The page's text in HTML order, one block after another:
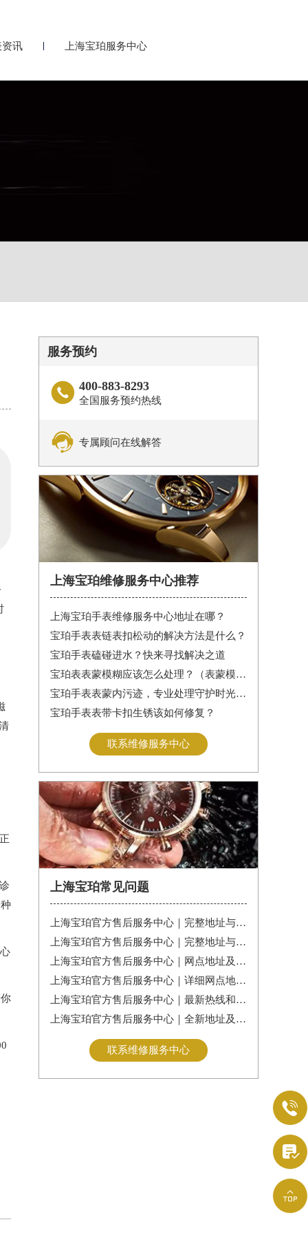
资讯 上海宝珀服务中心
服务预约
 400-883-8293
全国服务预约热线
 专属顾问在线解答
上海宝珀维修服务中心推荐
上海宝珀手表维修服务中心地址在哪？
宝珀手表表链表扣松动的解决方法是什么？
宝珀手表磕碰进水？快来寻找解决之道
宝珀表表蒙模糊应该怎么处理？（表蒙模糊怎么办）
宝珀手表表蒙内污迹，专业处理守护时光清晰
宝珀手表表带卡扣生锈该如何修复？
联系维修服务中心
上海宝珀常见问题
上海宝珀官方售后服务中心｜完整地址与售后热线电话权威信息公告（2026年7月最新）
上海宝珀官方售后服务中心｜完整地址与客服电话权威信息公告（2026年7月最新）
上海宝珀官方售后服务中心｜网点地址及服务电话权威信息公告（2026年7月最新）
上海宝珀官方售后服务中心｜详细网点地址及热线权威信息公告（2026年7月最新）
上海宝珀官方售后服务中心｜最新热线和全部维修地址权威信息公告（2026年7月最新）
上海宝珀官方售后服务中心｜全新地址及24小时服务电话权威信息公告（2026年7月最新）
联系维修服务中心


